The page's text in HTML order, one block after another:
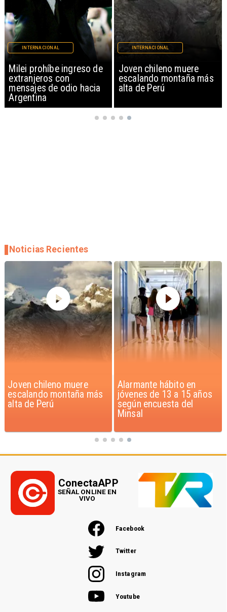
Milei prohíbe ingreso de
extranjeros con
mensajes de odio hacia
Argentina
INTERNACIONAL
Joven chileno muere
escalando montaña más
alta de Perú
INTERNACIONAL
Alarmante hábito en
jóvenes de 13 a 15 años
según encuesta del
Aprueban creación del
Parque Sebastián Piñera
con inversión de $4 mil
millones
Noticias Recientes
Facebook
Twitter
Instagram
Youtube
ConectaAPP
SEÑAL ONLINE EN
VIVO